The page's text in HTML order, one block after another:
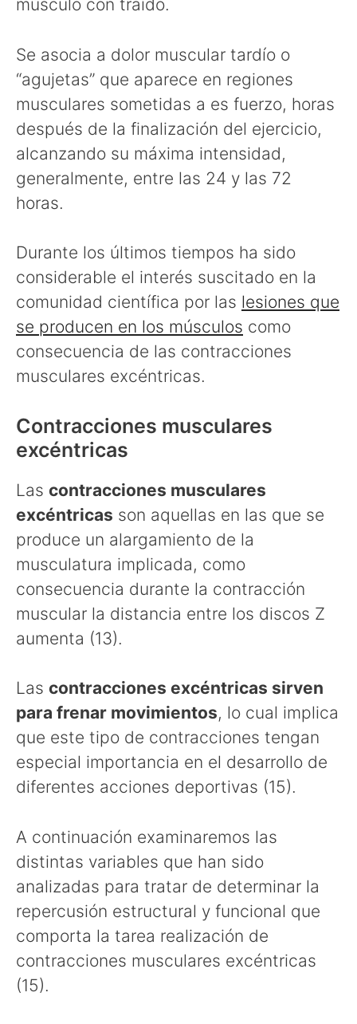
músculo con traído.
Se asocia a dolor muscular tardío o
“agujetas” que aparece en regiones
musculares sometidas a es fuerzo, horas
después de la finalización del ejercicio,
alcanzando su máxima intensidad,
generalmente, entre las 24 y las 72
horas.
Durante los últimos tiempos ha sido
considerable el interés suscitado en la
comunidad científica por las lesiones que
se producen en los músculos como
consecuencia de las contracciones
musculares excéntricas.
Contracciones musculares
excéntricas
Las contracciones musculares
excéntricas son aquellas en las que se
produce un alargamiento de la
musculatura implicada, como
consecuencia durante la contracción
muscular la distancia entre los discos Z
aumenta (13).
Las contracciones excéntricas sirven
para frenar movimientos, lo cual implica
que este tipo de contracciones tengan
especial importancia en el desarrollo de
diferentes acciones deportivas (15).
A continuación examinaremos las
distintas variables que han sido
analizadas para tratar de determinar la
repercusión estructural y funcional que
comporta la tarea realización de
contracciones musculares excéntricas
(15).